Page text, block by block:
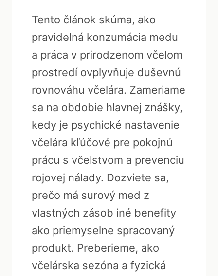
Tento článok skúma, ako
pravidelná konzumácia medu
a práca v prirodzenom včelom
prostredí ovplyvňuje duševnú
rovnováhu včelára. Zameriame
sa na obdobie hlavnej znášky,
kedy je psychické nastavenie
včelára kľúčové pre pokojnú
prácu s včelstvom a prevenciu
rojovej nálady. Dozviete sa,
prečo má surový med z
vlastných zásob iné benefity
ako priemyselne spracovaný
produkt. Preberieme, ako
včelárska sezóna a fyzická